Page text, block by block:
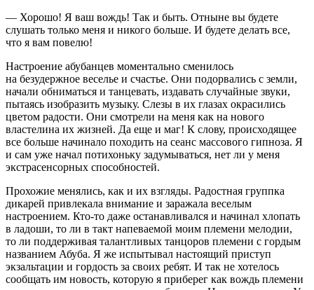
— Хорошо! Я ваш вождь! Так и быть. Отныне вы будете
слушать только меня и никого больше. И будете делать все,
что я вам повелю!
Настроение абубанцев моментально сменилось
на безудержное веселье и счастье. Они подорвались с земли,
начали обниматься и танцевать, издавать случайные звуки,
пытаясь изобразить музыку. Слезы в их глазах окрасились
цветом радости. Они смотрели на меня как на нового
властелина их жизней. Да еще и маг! К слову, происходящее
все больше начинало походить на сеанс массового гипноза. Я
и сам уже начал потихоньку задумываться, нет ли у меня
экстрасенсорных способностей.
Прохожие менялись, как и их взгляды. Радостная группка
дикарей привлекала внимание и заражала веселым
настроением. Кто-то даже останавливался и начинал хлопать
в ладоши, то ли в такт напеваемой моим племени мелодии,
то ли поддерживая талантливых танцоров племени с гордым
названием Абуба. Я же испытывал настоящий приступ
экзальтации и гордость за своих ребят. И так не хотелось
сообщать им новость, которую я приберег как вождь племени